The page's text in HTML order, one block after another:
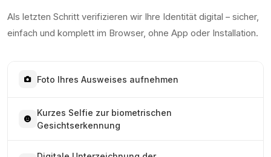
Als letzten Schritt verifizieren wir Ihre Identität digital – sicher,
einfach und komplett im Browser, ohne App oder Installation.
Foto Ihres Ausweises aufnehmen
Kurzes Selfie zur biometrischen
Gesichtserkennung